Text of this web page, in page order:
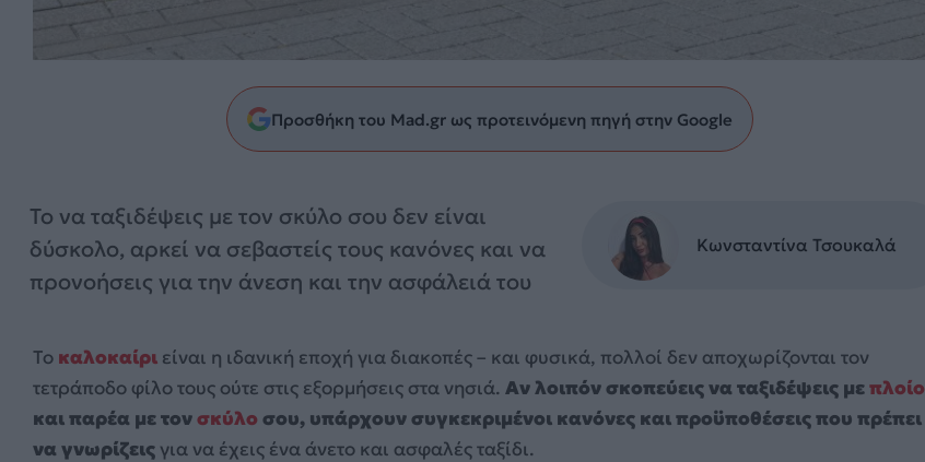
Προσθήκη του Mad.gr ως προτεινόμενη πηγή στην Google
Το να ταξιδέψεις με τον σκύλο σου δεν είναι
δύσκολο, αρκεί να σεβαστείς τους κανόνες και να
προνοήσεις για την άνεση και την ασφάλειά του
Κωνσταντίνα Τσουκαλά
Το καλοκαίρι είναι η ιδανική εποχή για διακοπές – και φυσικά, πολλοί δεν αποχωρίζονται τον
τετράποδο φίλο τους ούτε στις εξορμήσεις στα νησιά. Αν λοιπόν σκοπεύεις να ταξιδέψεις μεπλοίο
και παρέα με τονσκύλο σου, υπάρχουν συγκεκριμένοι κανόνες και προϋποθέσεις που πρέπει
να γνωρίζεις για να έχεις ένα άνετο και ασφαλές ταξίδι.